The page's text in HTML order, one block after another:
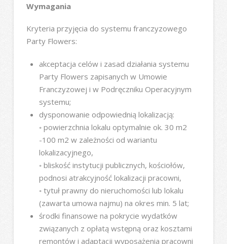
Wymagania
Kryteria przyjęcia do systemu franczyzowego
Party Flowers:
akceptacja celów i zasad działania systemu
Party Flowers zapisanych w Umowie
Franczyzowej i w Podręczniku Operacyjnym
systemu;
dysponowanie odpowiednią lokalizacją:
◦ powierzchnia lokalu optymalnie ok. 30 m2
-100 m2 w zależności od wariantu
lokalizacyjnego,
◦ bliskość instytucji publicznych, kościołów,
podnosi atrakcyjność lokalizacji pracowni,
◦ tytuł prawny do nieruchomości lub lokalu
(zawarta umowa najmu) na okres min. 5 lat;
środki finansowe na pokrycie wydatków
związanych z opłatą wstępną oraz kosztami
remontów i adaptacji wyposażenia pracowni